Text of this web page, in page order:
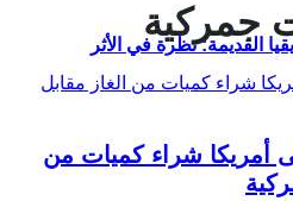
القديمة: نظرة في الأثر
جمركية
أمريكا شراء كميات من